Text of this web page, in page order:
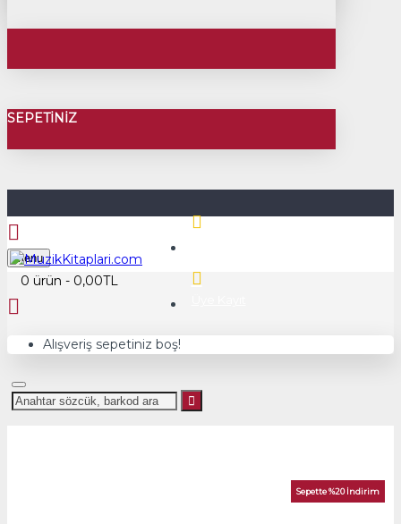
SEPETINIZ
Menu
0 ürün - 0,00TL
Alışveriş sepetiniz boş!
Sepette %20 İndirim